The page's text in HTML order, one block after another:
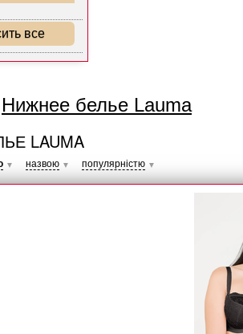
все
Нижнее белье Lauma
LAUMA
▼ назвою ▼ популярністю ▼